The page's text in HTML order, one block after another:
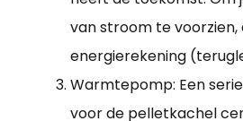
van stroom te voorzien,
energierekening
Warmtepomp: Een
voor de pelletkachel